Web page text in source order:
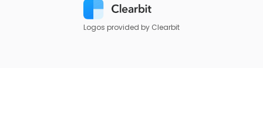
Logos provided by Clearbit